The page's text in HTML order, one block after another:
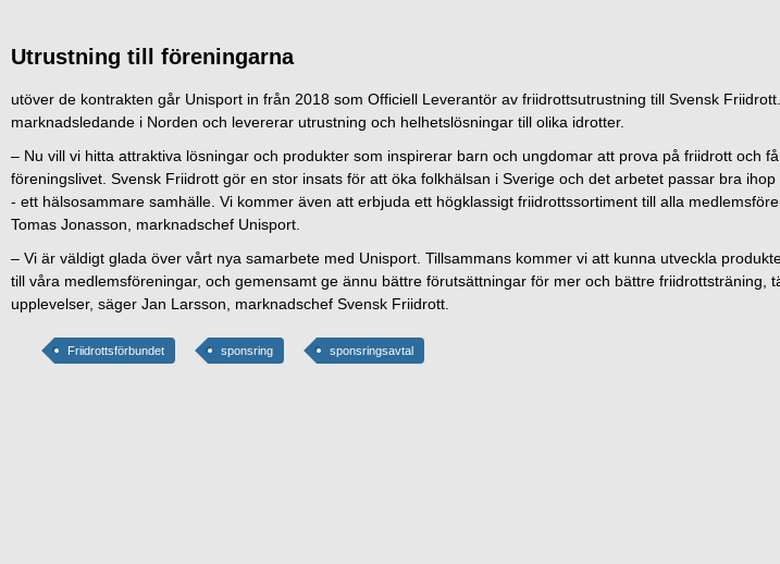
Utrustning till föreningarna
utöver de kontrakten går Unisport in från 2018 som Officiell Leverantör av friidrottsutrustning till Svensk
marknadsledande i Norden och levererar utrustning och helhetslösningar till olika idrotter.
– Nu vill vi hitta attraktiva lösningar och produkter som inspirerar barn och ungdomar att prova på friidrott och
föreningslivet. Svensk Friidrott gör en stor insats för att öka folkhälsan i Sverige och det arbetet passar bra ihop
- ett hälsosammare samhälle. Vi kommer även att erbjuda ett högklassigt friidrottssortiment till alla
Tomas Jonasson, marknadschef Unisport.
– Vi är väldigt glada över vårt nya samarbete med Unisport. Tillsammans kommer vi att kunna utveckla
till våra medlemsföreningar, och gemensamt ge ännu bättre förutsättningar för mer och bättre friidrottsträning,
upplevelser, säger Jan Larsson, marknadschef Svensk Friidrott.
Friidrottsförbundet sponsring sponsringsavtal